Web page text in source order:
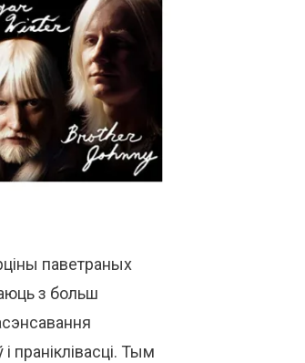
паветраных
з больш
праніклівасці. Тым